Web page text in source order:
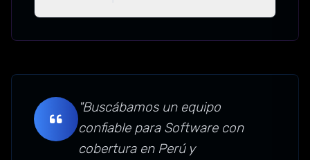
"Buscábamos un equipo
confiable para Software con
cobertura en Perú y